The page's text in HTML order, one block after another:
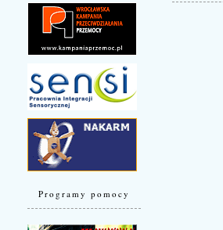
Programy pomocy